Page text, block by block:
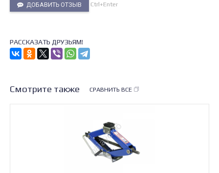
ДОБАВИТЬ ОТЗЫВ Ctrl+Enter
РАССКАЗАТЬ ДРУЗЬЯМ!
Смотрите также СРАВНИТЬ ВСЕ